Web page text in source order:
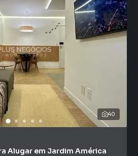
40
Alugar em Jardim América